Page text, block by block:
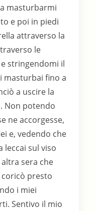
masturbarmi
e poi in piedi
attraverso la
le
stringendomi il
masturbai fino a
a uscire la
Non potendo
ne accorgesse,
e, vedendo che
leccai sul viso
sera che
coricò presto
i miei
Sentivo il mio